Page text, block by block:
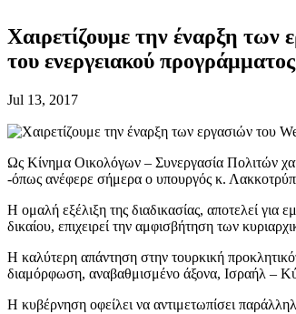
Χαιρετίζουμε την έναρξη των
του ενεργειακού
Jul 13, 2017
Ως Κίνημα Οικολόγων – Συνεργασία Πολιτών
-όπως ανέφερε σήμερα ο υπουργός κ.
Η ομαλή εξέλιξη της διαδικασίας, αποτελεί για
δικαίου, επιχειρεί την αμφισβήτηση των
Η καλύτερη απάντηση στην τουρκική
διαμόρφωση, αναβαθμισμένο άξονα, Ισραήλ –
Η κυβέρνηση οφείλει να αντιμετωπίσει